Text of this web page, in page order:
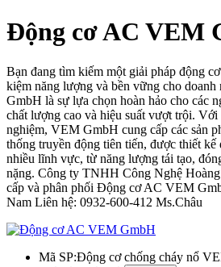
Động cơ AC VEM
Bạn đang tìm kiếm một giải pháp động
kiệm năng lượng và bền vững cho
GmbH là sự lựa chọn hoàn hảo cho các
chất lượng cao và hiệu suất vượt trội.
nghiệm, VEM GmbH cung cấp các sản
thống truyền động tiên tiến, được thiết kế
nhiều lĩnh vực, từ năng lượng tái tạo,
nặng. Công ty TNHH Công Nghệ
cấp và phân phối Động cơ AC VEM
Nam Liên hệ: 0932-600-412 Ms.Châu
Mã SP:Động cơ chống cháy nổ